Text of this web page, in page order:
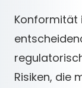
Konformität
Risiken, die